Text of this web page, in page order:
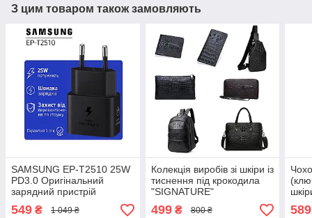
З цим товаром також замовляють
SAMSUNG EP-T2510 25W
PD3.0 Оригінальний
зарядний пристрій
(зарядка зарядне)
549 ₴ 1 049 ₴
Колекція виробів зі шкіри із
тиснення під крокодила
"SIGNATURE"
499₴ 800 ₴ 589